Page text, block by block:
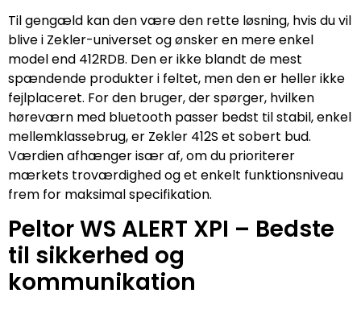
Til gengæld kan den være den rette løsning, hvis du vil
blive i Zekler-universet og ønsker en mere enkel
model end 412RDB. Den er ikke blandt de mest
spændende produkter i feltet, men den er heller ikke
fejlplaceret. For den bruger, der spørger, hvilken
høreværn med bluetooth passer bedst til stabil, enkel
mellemklassebrug, er Zekler 412S et sobert bud.
Værdien afhænger især af, om du prioriterer
mærkets troværdighed og et enkelt funktionsniveau
frem for maksimal specifikation.
Peltor WS ALERT XPI – Bedste
til sikkerhed og
kommunikation